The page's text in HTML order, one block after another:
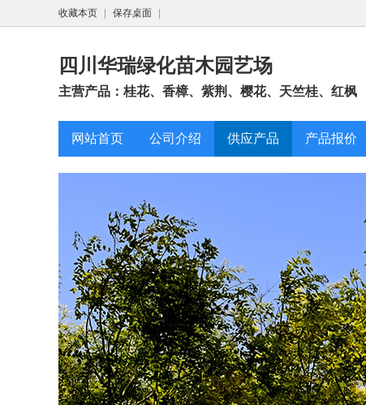
收藏本页 保存桌面
四川华瑞绿化苗木园艺场
主营产品：桂花、香樟、紫荆、樱花、天竺桂、红枫
网站首页 公司介绍 供应产品 产品报价